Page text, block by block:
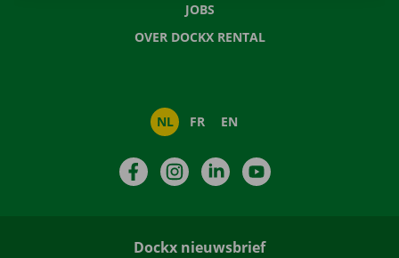
JOBS
OVER DOCKX RENTAL
NL FR EN
FacebookInstagramLinkedIn
Dockx nieuwsbrief